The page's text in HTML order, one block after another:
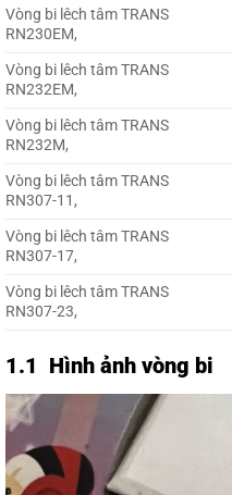
Vòng bi lêch tâm TRANS
RN230EM,
Vòng bi lêch tâm TRANS
RN232EM,
Vòng bi lêch tâm TRANS
RN232M,
Vòng bi lêch tâm TRANS
RN307-11,
Vòng bi lêch tâm TRANS
RN307-17,
Vòng bi lêch tâm TRANS
RN307-23,
1.1 Hình ảnh vòng bi